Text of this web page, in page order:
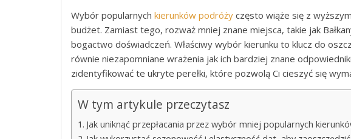
Wybór popularnych kierunków podróży często wiąże się z
budżet. Zamiast tego, rozważ mniej znane miejsca, takie jak
bogactwo doświadczeń. Właściwy wybór kierunku to klucz do
równie niezapomniane wrażenia jak ich bardziej znane
zidentyfikować te ukryte perełki, które pozwolą Ci cieszyć się
W tym artykule przeczytasz
Jak uniknąć przepłacania przez wybór mniej popularnych